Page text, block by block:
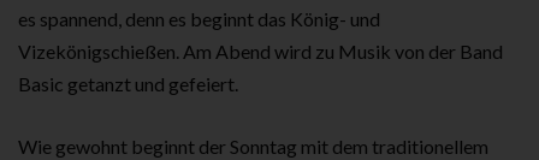
es spannend, denn es beginnt das König- und
Vizekönigschießen. Am Abend wird zu Musik von der Band
Basic getanzt und gefeiert.
Wie gewohnt beginnt der Sonntag mit dem traditionellem